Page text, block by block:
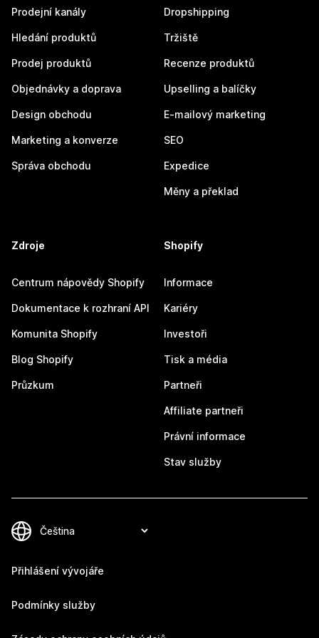
Prodejní kanály
Hledání produktů
Prodej produktů
Objednávky a doprava
Design obchodu
Marketing a konverze
Správa obchodu
Dropshipping
Tržiště
Recenze produktů
Upselling a balíčky
E-mailový marketing
SEO
Expedice
Měny a překlad
Zdroje
Centrum nápovědy Shopify
Dokumentace k rozhraní API
Komunita Shopify
Blog Shopify
Průzkum
Shopify
Informace
Kariéry
Investoři
Tisk a média
Partneři
Affiliate partneři
Právní informace
Stav služby
Přihlášení vývojáře
Podmínky služby